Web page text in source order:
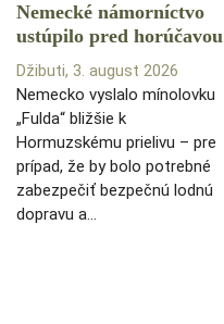
Nemecké námorníctvo
ustúpilo pred horúčavou
Džibuti, 3. august 2026
Nemecko vyslalo mínolovku
„Fulda“ bližšie k
Hormuzskému prielivu – pre
prípad, že by bolo potrebné
zabezpečiť bezpečnú lodnú
dopravu a…